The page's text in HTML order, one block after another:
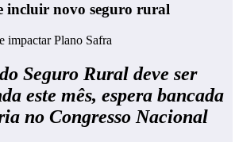
incluir novo seguro rural
Seguro Rural deve ser
este mês, espera bancada
no Congresso Nacional